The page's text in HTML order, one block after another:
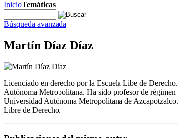
InicioTemáticas
Búsqueda avanzada
Martín Díaz Díaz
Licenciado en derecho por la Escuela Libe de
Autónoma Metropolitana. Ha sido profesor de
Universidad Autónoma Metropolitana de
Libre de Derecho.